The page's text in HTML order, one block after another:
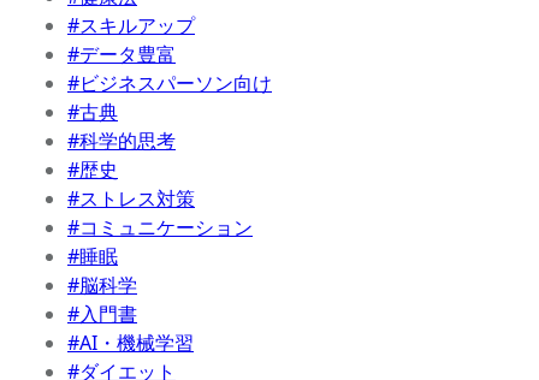
#スキルアップ
#データ豊富
#ビジネスパーソン向け
#古典
#科学的思考
#歴史
#ストレス対策
#コミュニケーション
#睡眠
#脳科学
#入門書
#AI・機械学習
#ダイエット